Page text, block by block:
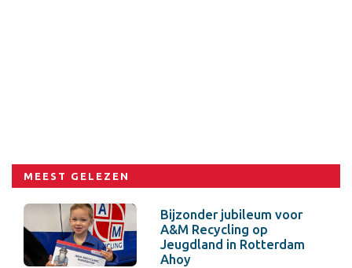
MEEST GELEZEN
Bijzonder jubileum voor
A&M Recycling op
Jeugdland in Rotterdam
Ahoy